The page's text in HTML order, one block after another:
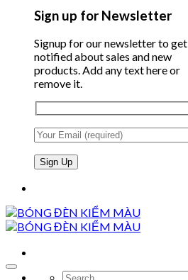
Sign up for Newsletter
Signup for our newsletter to get
notified about sales and new
products. Add any text here or
remove it.